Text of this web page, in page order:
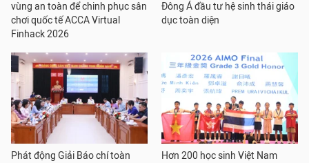
vùng an toàn để chinh phục sân
chơi quốc tế ACCA Virtual
Finhack 2026
Đông Á đầu tư hệ sinh thái giáo
dục toàn diện
Phát động Giải Báo chí toàn
Hơn 200 học sinh Việt Nam